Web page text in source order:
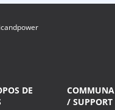
DE
/ SUPPORT